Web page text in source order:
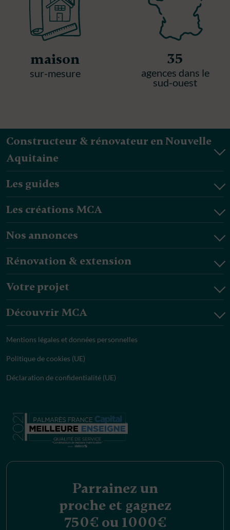
maison
sur-mesure
35
agences dans le
sud-ouest
Constructeur & rénovateur en Nouvelle
Aquitaine
Les guides
Les créations MCA
Nos annonces
Rénovation & extension
Votre projet
Découvrir MCA
Mentions légales et données personnelles
Politique de cookies (UE)
Déclaration de confidentialité (UE)
Parrainez un
proche et gagnez
750€ ou 1000€